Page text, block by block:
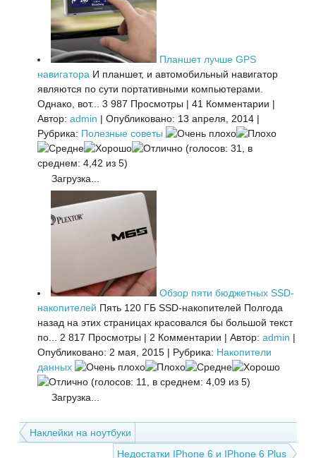
Планшет лучше GPS
навигатора И планшет, и автомобильный навигатор
являются по сути портативными компьютерами.
Однако, вот...
3 987 Просмотры | 41 Комментарии |
Автор: admin | Опубликовано: 13 апреля, 2014 |
Рубрика: Полезные советы
(голосов: 31, в
среднем: 4,42 из 5)
Загрузка...
Обзор пяти бюджетных SSD-
накопителей Пять 120 ГБ SSD-накопителей Полгода
назад на этих страницах красовался бы большой текст
по...
2 817 Просмотры | 2 Комментарии | Автор: admin |
Опубликовано: 2 мая, 2015 | Рубрика: Накопители
данных
(голосов: 11, в среднем: 4,09 из 5)
Загрузка...
Наклейки на ноутбуки
Недостатки IPhone 6 и IPhone 6 Plus